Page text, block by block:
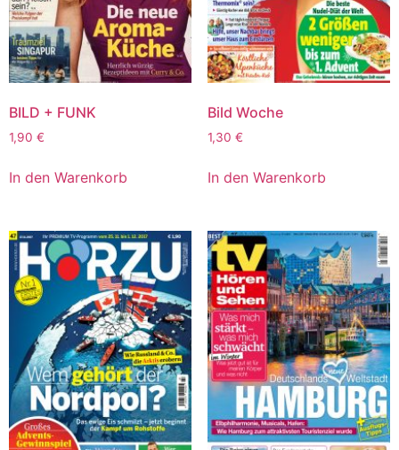
BILD + FUNK
1,90 €
In den Warenkorb
Bild Woche
1,30 €
In den Warenkorb